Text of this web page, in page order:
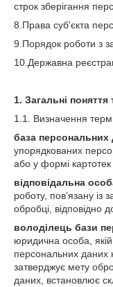
строк зберігання
8.Права суб’єкта
9.Порядок роботи з
10.Державна
1. Загальні
1.1. Визначення
база персональних
упорядкованих
або у формі
відповідальна
роботу, пов’язану із
обробці, відповідно
володілець бази
юридична особа,
персональних даних
затверджує мету
даних, встановлює